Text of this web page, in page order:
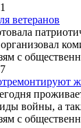
ветеранов
с
войны, а
с